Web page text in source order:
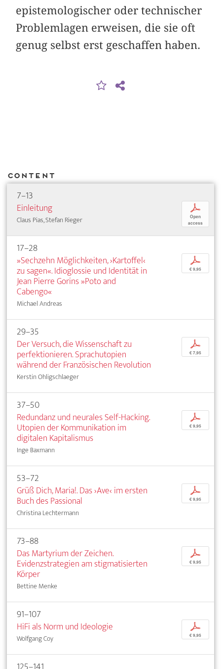
epistemologischer oder technischer
Problemlagen erweisen, die sie oft
genug selbst erst geschaffen haben.
Content
7–13
Einleitung
Claus Pias, Stefan Rieger
p
Open
access
17–28
»Sechzehn Möglichkeiten, ›Kartoffel‹
zu sagen«. Idioglossie und Identität in
Jean Pierre Gorins »Poto and
Cabengo«
Michael Andreas
p
€ 9,95
29–35
Der Versuch, die Wissenschaft zu
perfektionieren. Sprachutopien
während der Französischen Revolution
Kerstin Ohligschlaeger
p
€ 7,95
37–50
Redundanz und neurales Self-Hacking.
Utopien der Kommunikation im
digitalen Kapitalismus
Inge Baxmann
p
€ 9,95
53–72
Grüß Dich, Maria!. Das ›Ave‹ im ersten
Buch des Passional
Christina Lechtermann
p
€ 9,95
73–88
Das Martyrium der Zeichen.
Evidenzstrategien am stigmatisierten
Körper
Bettine Menke
p
€ 9,95
91–107
HiFi als Norm und Ideologie
Wolfgang Coy
p
€ 9,95